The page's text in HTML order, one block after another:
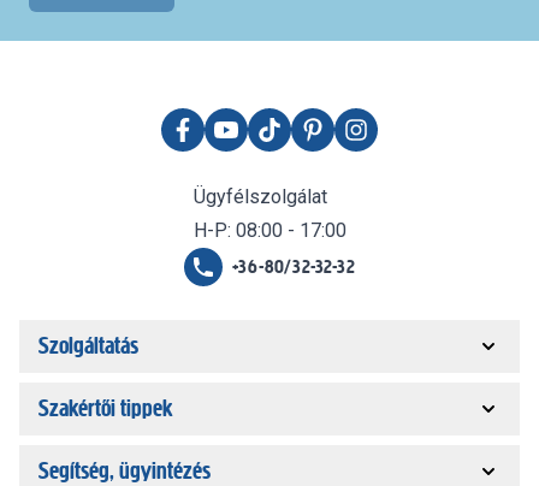
Ügyfélszolgálat
H-P: 08:00 - 17:00
+36-80/32-32-32
Szolgáltatás
Szakértői tippek
Segítség, ügyintézés